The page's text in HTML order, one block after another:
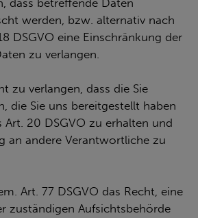
dass betreffende Daten
werden, bzw. alternativ nach
DSGVO eine Einschränkung der
zu verlangen.
zu verlangen, dass die Sie
die Sie uns bereitgestellt haben
Art. 20 DSGVO zu erhalten und
an andere Verantwortliche zu
Art. 77 DSGVO das Recht, eine
zuständigen Aufsichtsbehörde